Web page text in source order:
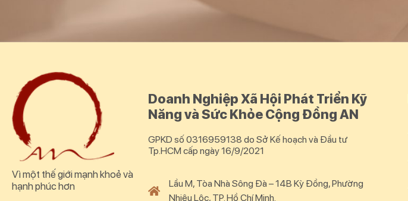
Vì một thế giới mạnh khoẻ và
hạnh phúc hơn
Doanh Nghiệp Xã Hội Phát Triển Kỹ
Năng và Sức Khỏe Cộng Đồng AN
GPKD số 0316959138 do Sở Kế hoạch và Đầu tư
Tp.HCM cấp ngày 16/9/2021
Lầu M, Tòa Nhà Sông Đà – 14B Kỳ Đồng, Phường
Nhiêu Lộc, TP. Hồ Chí Minh.